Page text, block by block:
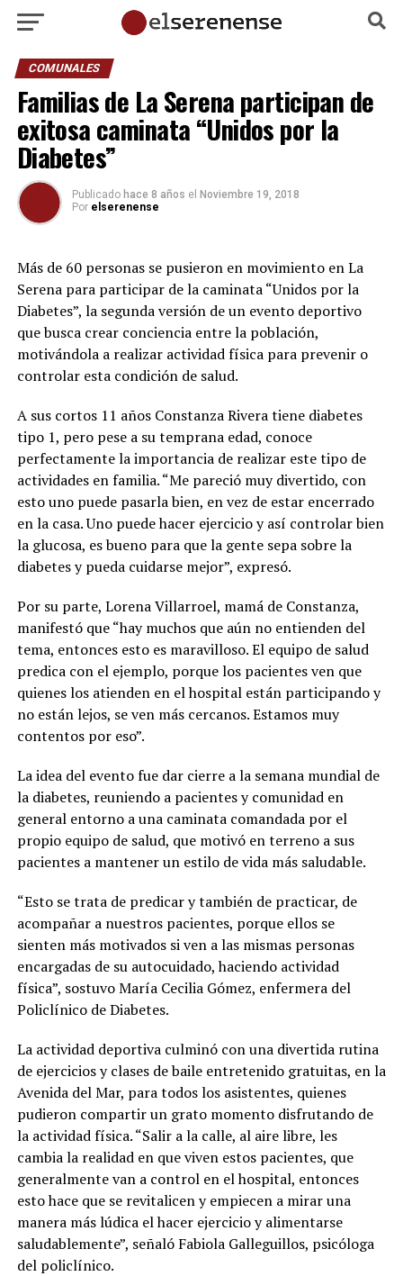
COMUNALES
Familias de La Serena participan de
exitosa caminata “Unidos por la
Diabetes”
Publicado hace 8 años el Noviembre 19, 2018
Por elserenense
Más de 60 personas se pusieron en movimiento en La
Serena para participar de la caminata “Unidos por la
Diabetes”, la segunda versión de un evento deportivo
que busca crear conciencia entre la población,
motivándola a realizar actividad física para prevenir o
controlar esta condición de salud.
A sus cortos 11 años Constanza Rivera tiene diabetes
tipo 1, pero pese a su temprana edad, conoce
perfectamente la importancia de realizar este tipo de
actividades en familia. “Me pareció muy divertido, con
esto uno puede pasarla bien, en vez de estar encerrado
en la casa. Uno puede hacer ejercicio y así controlar bien
la glucosa, es bueno para que la gente sepa sobre la
diabetes y pueda cuidarse mejor”, expresó.
Por su parte, Lorena Villarroel, mamá de Constanza,
manifestó que “hay muchos que aún no entienden del
tema, entonces esto es maravilloso. El equipo de salud
predica con el ejemplo, porque los pacientes ven que
quienes los atienden en el hospital están participando y
no están lejos, se ven más cercanos. Estamos muy
contentos por eso”.
La idea del evento fue dar cierre a la semana mundial de
la diabetes, reuniendo a pacientes y comunidad en
general entorno a una caminata comandada por el
propio equipo de salud, que motivó en terreno a sus
pacientes a mantener un estilo de vida más saludable.
“Esto se trata de predicar y también de practicar, de
acompañar a nuestros pacientes, porque ellos se
sienten más motivados si ven a las mismas personas
encargadas de su autocuidado, haciendo actividad
física”, sostuvo María Cecilia Gómez, enfermera del
Policlínico de Diabetes.
La actividad deportiva culminó con una divertida rutina
de ejercicios y clases de baile entretenido gratuitas, en la
Avenida del Mar, para todos los asistentes, quienes
pudieron compartir un grato momento disfrutando de
la actividad física. “Salir a la calle, al aire libre, les
cambia la realidad en que viven estos pacientes, que
generalmente van a control en el hospital, entonces
esto hace que se revitalicen y empiecen a mirar una
manera más lúdica el hacer ejercicio y alimentarse
saludablemente”, señaló Fabiola Galleguillos, psicóloga
del policlínico.